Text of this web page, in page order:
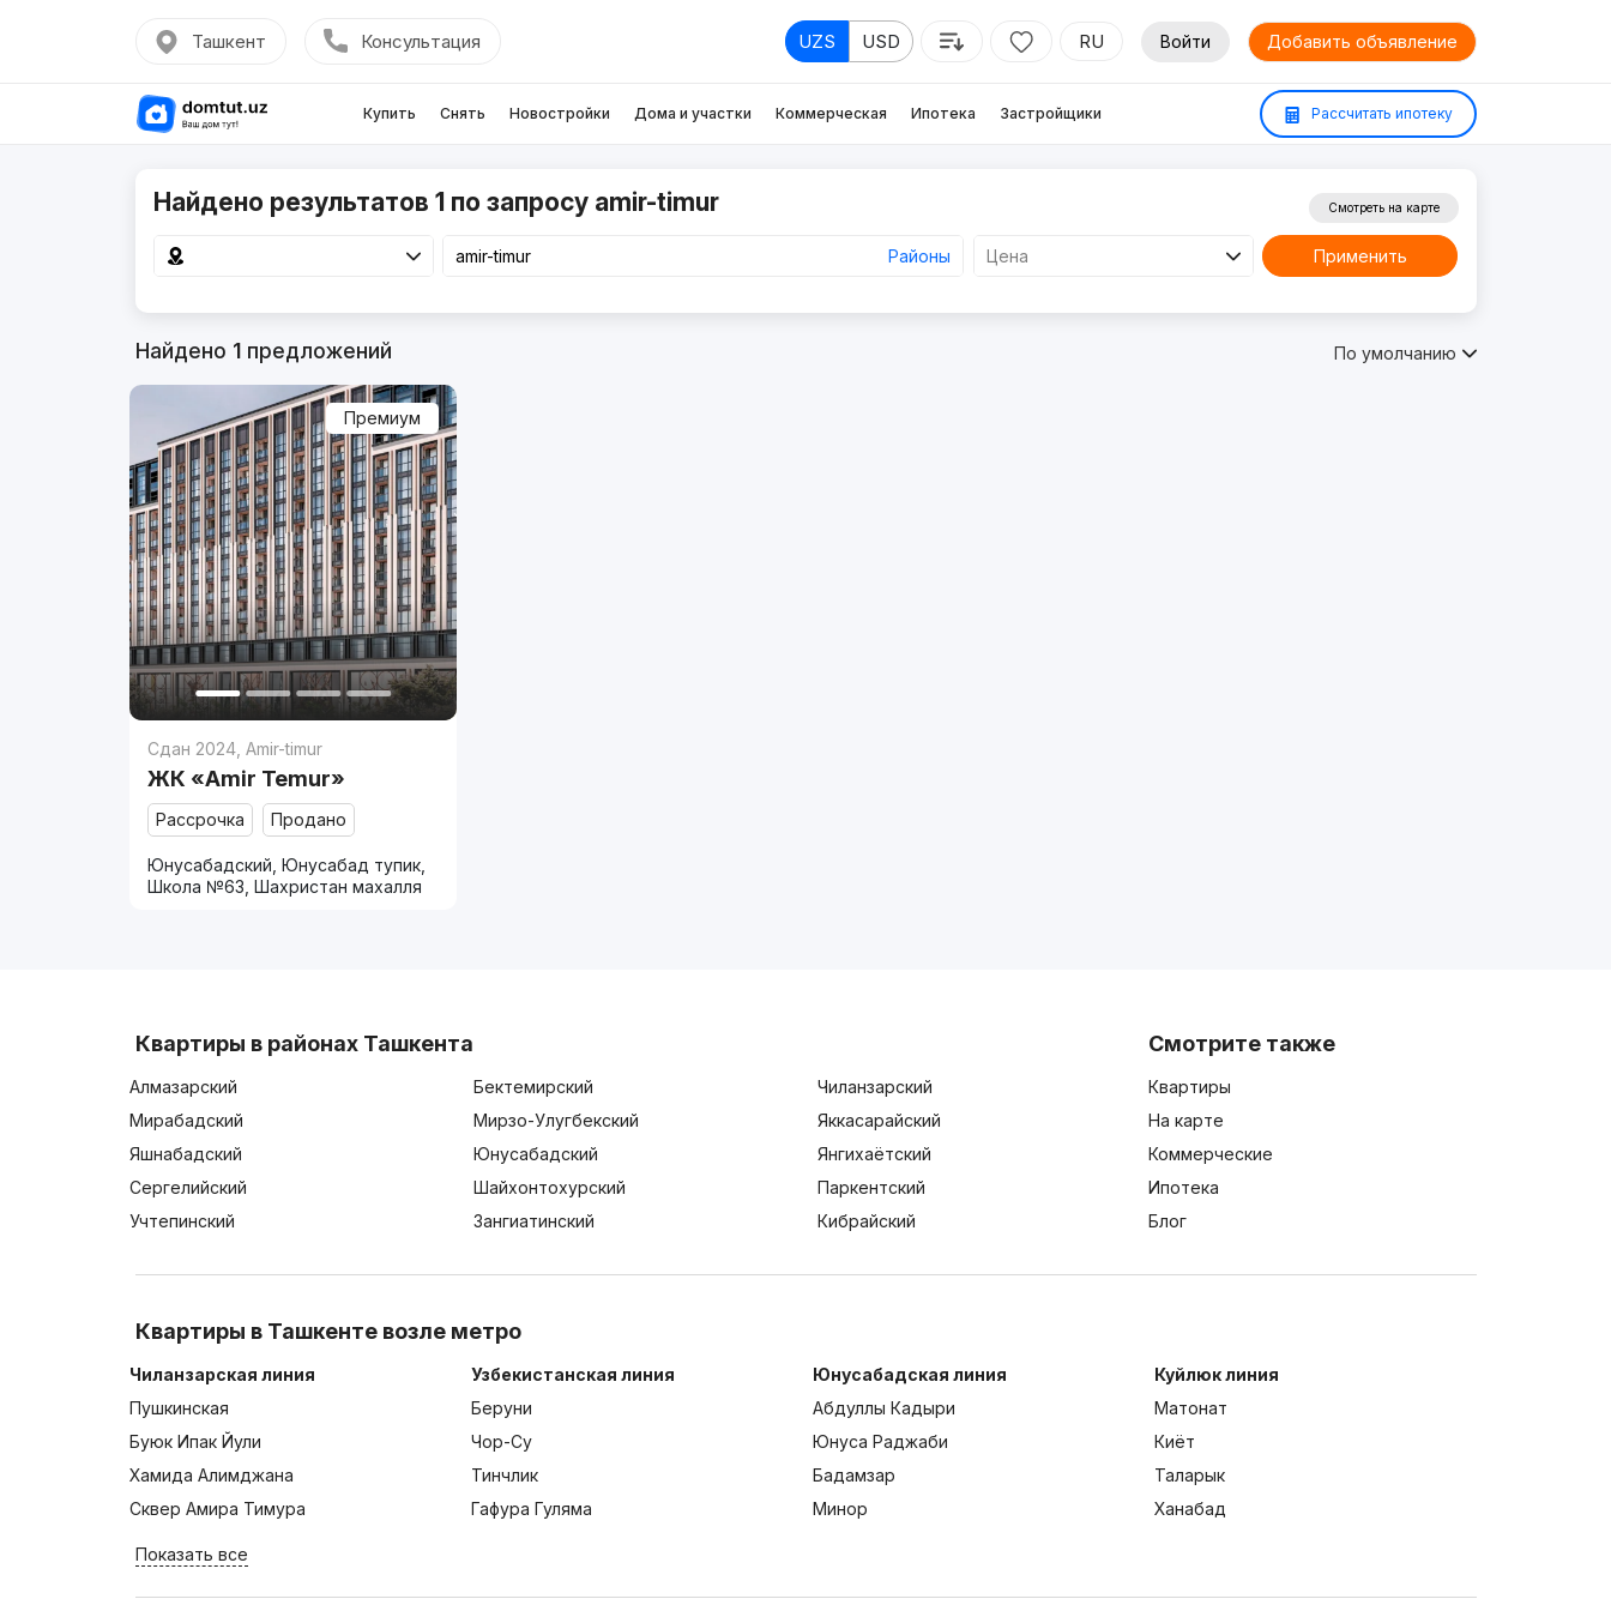
Ташкент Консультация UZS USD RU Войти Добавить объявление
Купить Снять Новостройки Дома и участки Коммерческая Ипотека Застройщики Рассчитать ипотеку
Найдено результатов 1 по запросу amir-timur
Районы Цена
Смотреть на карте
Применить
Найдено 1предложений По умолчанию
Премиум
Сдан 2024 ,Amir-timur
ЖК «Amir Temur»
Рассрочка Продано
Юнусабадский, Юнусабад тупик,
Школа №63, Шахристан махалля
Квартиры в районах Ташкента
Алмазарский Бектемирский
Чиланзарский
Мирабадский
Мирзо-Улугбекский
Яккасарайский
Яшнабадский
Юнусабадский
Янгихаётский
Сергелийский
Шайхонтохурский
Паркентский
Учтепинский
Зангиатинский Кибрайский
Смотрите также
Квартиры
На карте
Коммерческие
Ипотека
Блог
Квартиры в Ташкенте возле метро
Чиланзарская линия
Пушкинская
Буюк Ипак Йули
Хамида Алимджана
Сквер Амира Тимура
Узбекистанская линия
Беруни
Чор-Су
Тинчлик
Гафура Гуляма
Юнусабадская линия
Абдуллы Кадыри
Юнуса Раджаби
Бадамзар
Минор
Куйлюк линия
Матонат
Киёт
Таларык
Ханабад
Показать все